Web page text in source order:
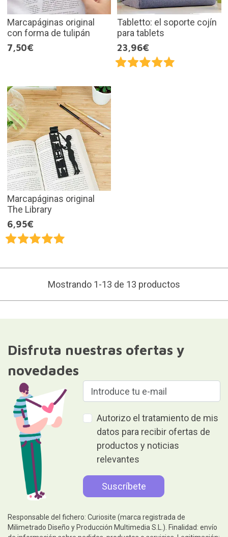
Marcapáginas original
con forma de tulipán
7,50€
Tabletto: el soporte cojín
para tablets
23,96€
Marcapáginas original
The Library
6,95€
Mostrando 1-13 de 13 productos
Disfruta nuestras ofertas y
novedades
Autorizo el tratamiento de mis
datos para recibir ofertas de
productos y noticias
relevantes
Responsable del fichero: Curiosite (marca registrada de
Milimetrado Diseño y Producción Multimedia S.L.). Finalidad: envío